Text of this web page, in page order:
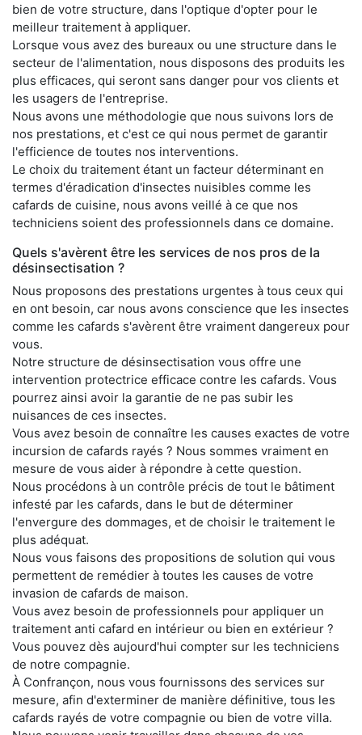
bien de votre structure, dans l'optique d'opter pour le
meilleur traitement à appliquer.
Lorsque vous avez des bureaux ou une structure dans le
secteur de l'alimentation, nous disposons des produits les
plus efficaces, qui seront sans danger pour vos clients et
les usagers de l'entreprise.
Nous avons une méthodologie que nous suivons lors de
nos prestations, et c'est ce qui nous permet de garantir
l'efficience de toutes nos interventions.
Le choix du traitement étant un facteur déterminant en
termes d'éradication d'insectes nuisibles comme les
cafards de cuisine, nous avons veillé à ce que nos
techniciens soient des professionnels dans ce domaine.
Quels s'avèrent être les services de nos pros de la
désinsectisation ?
Nous proposons des prestations urgentes à tous ceux qui
en ont besoin, car nous avons conscience que les insectes
comme les cafards s'avèrent être vraiment dangereux pour
vous.
Notre structure de désinsectisation vous offre une
intervention protectrice efficace contre les cafards. Vous
pourrez ainsi avoir la garantie de ne pas subir les
nuisances de ces insectes.
Vous avez besoin de connaître les causes exactes de votre
incursion de cafards rayés ? Nous sommes vraiment en
mesure de vous aider à répondre à cette question.
Nous procédons à un contrôle précis de tout le bâtiment
infesté par les cafards, dans le but de déterminer
l'envergure des dommages, et de choisir le traitement le
plus adéquat.
Nous vous faisons des propositions de solution qui vous
permettent de remédier à toutes les causes de votre
invasion de cafards de maison.
Vous avez besoin de professionnels pour appliquer un
traitement anti cafard en intérieur ou bien en extérieur ?
Vous pouvez dès aujourd'hui compter sur les techniciens
de notre compagnie.
À Confrançon, nous vous fournissons des services sur
mesure, afin d'exterminer de manière définitive, tous les
cafards rayés de votre compagnie ou bien de votre villa.